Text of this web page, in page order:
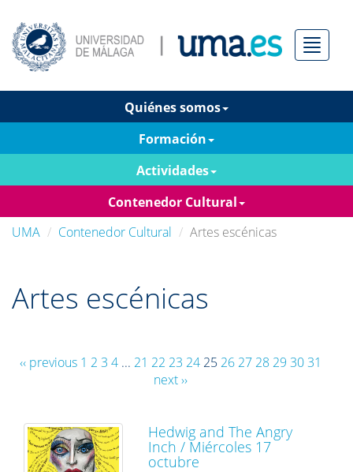
Menú
Quiénes somos
Formación
Actividades
Contenedor Cultural
UMA
Contenedor Cultural Artes escénicas
Artes escénicas
‹‹ previous 1 2 3 4... 21 22 23 24 25 26 27 28 29 30 31
next ››
Hedwig and The Angry
Inch / Miércoles 17
octubre